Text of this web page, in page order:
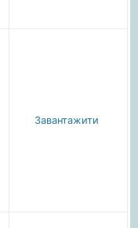
Завантажити